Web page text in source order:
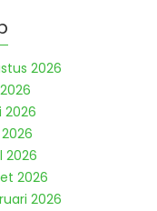
2026
2026
2026
2026
2026